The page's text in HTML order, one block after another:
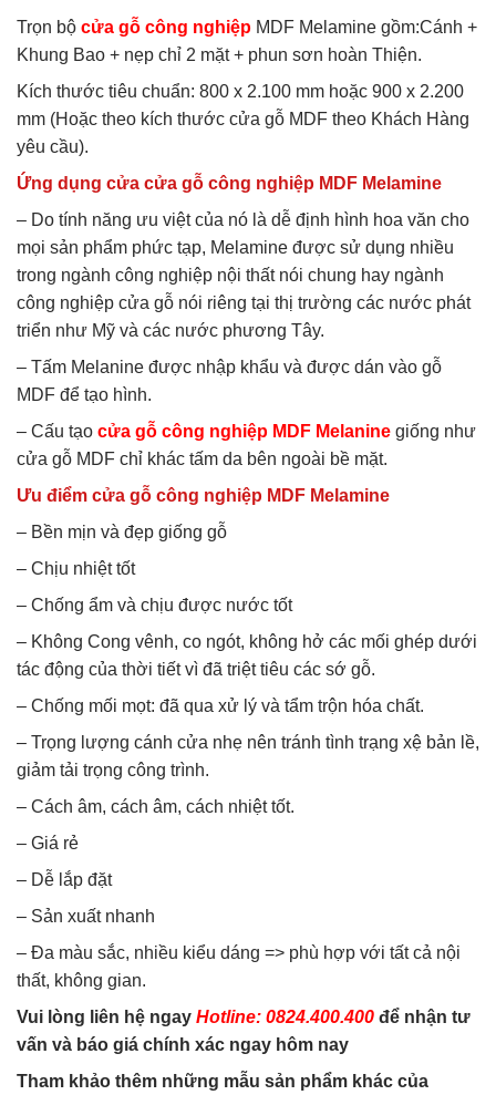
Trọn bộ cửa gỗ công nghiệp MDF Melamine gồm:Cánh +
Khung Bao + nẹp chỉ 2 mặt + phun sơn hoàn Thiện.
Kích thước tiêu chuẩn: 800 x 2.100 mm hoặc 900 x 2.200
mm (Hoặc theo kích thước cửa gỗ MDF theo Khách Hàng
yêu cầu).
Ứng dụng cửa cửa gỗ công nghiệp MDF Melamine
– Do tính năng ưu việt của nó là dễ định hình hoa văn cho
mọi sản phẩm phức tạp, Melamine được sử dụng nhiều
trong ngành công nghiệp nội thất nói chung hay ngành
công nghiệp cửa gỗ nói riêng tại thị trường các nước phát
triển như Mỹ và các nước phương Tây.
– Tấm Melanine được nhập khẩu và được dán vào gỗ
MDF để tạo hình.
– Cấu tạo cửa gỗ công nghiệp MDF Melanine giống như
cửa gỗ MDF chỉ khác tấm da bên ngoài bề mặt.
Ưu điểm cửa gỗ công nghiệp MDF Melamine
– Bền mịn và đẹp giống gỗ
– Chịu nhiệt tốt
– Chống ẩm và chịu được nước tốt
– Không Cong vênh, co ngót, không hở các mối ghép dưới
tác động của thời tiết vì đã triệt tiêu các sớ gỗ.
– Chống mối mọt: đã qua xử lý và tẩm trộn hóa chất.
– Trọng lượng cánh cửa nhẹ nên tránh tình trạng xệ bản lề,
giảm tải trọng công trình.
– Cách âm, cách âm, cách nhiệt tốt.
– Giá rẻ
– Dễ lắp đặt
– Sản xuất nhanh
– Đa màu sắc, nhiều kiểu dáng => phù hợp với tất cả nội
thất, không gian.
Vui lòng liên hệ ngay Hotline: 0824.400.400 để nhận tư
vấn và báo giá chính xác ngay hôm nay
Tham khảo thêm những mẫu sản phẩm khác của